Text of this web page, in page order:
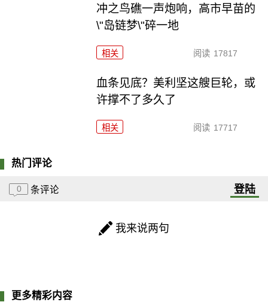
冲之鸟礁一声炮响，高市早苗的
\"岛链梦\"碎一地
相关 阅读 17817
血条见底？美利坚这艘巨轮，或
许撑不了多久了
相关 阅读 17717
热门评论
0 条评论 登陆
我来说两句
更多精彩内容